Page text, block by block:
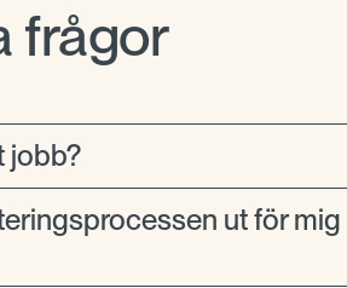
frågor
jobb?
ut för